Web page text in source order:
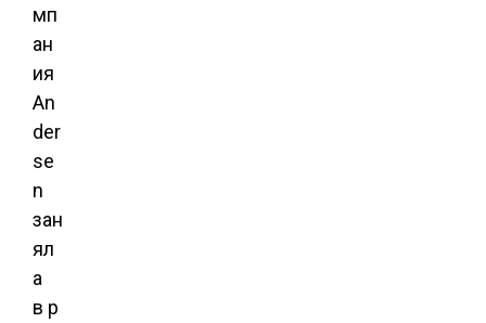
мп
ан
ия
An
der
se
n
зан
ял
а
в р